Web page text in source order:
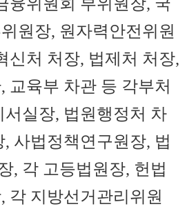
융위원회 부위원장, 국
원장, 원자력안전위원
신처 처장, 법제처 처장,
교육부 차관 등 각부처
실장, 법원행정처 차
사법정책연구원장, 법
, 각 고등법원장, 헌법
각 지방선거관리위원